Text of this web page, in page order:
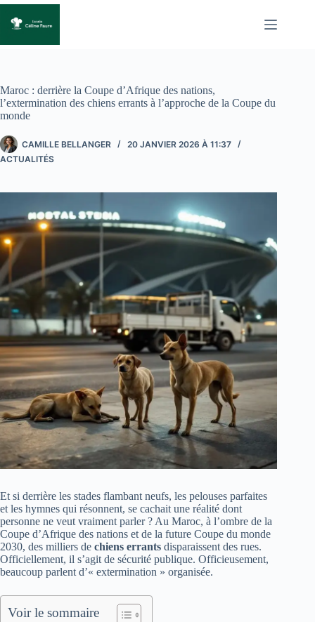
Passer
contenu
Maroc : derrière la Coupe d’Afrique des nations,
l’extermination des chiens errants à l’approche de la Coupe du
monde
CAMILLE BELLANGER
20 JANVIER 2026 À 11:37
ACTUALITÉS
Et si derrière les stades flambant neufs, les pelouses parfaites
et les hymnes qui résonnent, se cachait une réalité dont
personne ne veut vraiment parler ? Au Maroc, à l’ombre de la
Coupe d’Afrique des nations et de la future Coupe du monde
2030, des milliers de chiens errants disparaissent des rues.
Officiellement, il s’agit de sécurité publique. Officieusement,
beaucoup parlent d’« extermination » organisée.
Voir le sommaire